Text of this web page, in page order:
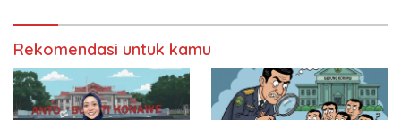
Rekomendasi untuk kamu